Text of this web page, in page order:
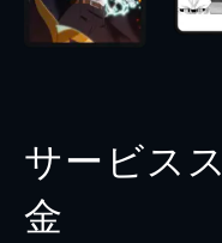
サービス
金